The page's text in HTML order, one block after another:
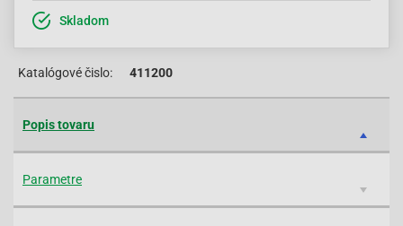
Skladom
Katalógové čislo: 411200
Popis tovaru
Parametre